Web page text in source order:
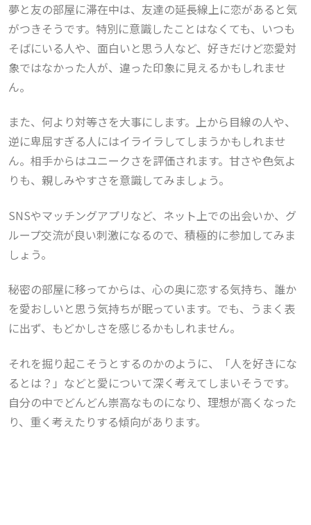
夢と友の部屋に滞在中は、友達の延長線上に恋があると気
がつきそうです。特別に意識したことはなくても、いつも
そばにいる人や、面白いと思う人など、好きだけど恋愛対
象ではなかった人が、違った印象に見えるかもしれませ
ん。
また、何より対等さを大事にします。上から目線の人や、
逆に卑屈すぎる人にはイライラしてしまうかもしれませ
ん。相手からはユニークさを評価されます。甘さや色気よ
りも、親しみやすさを意識してみましょう。
SNSやマッチングアプリなど、ネット上での出会いか、グ
ループ交流が良い刺激になるので、積極的に参加してみま
しょう。
秘密の部屋に移ってからは、心の奥に恋する気持ち、誰か
を愛おしいと思う気持ちが眠っています。でも、うまく表
に出ず、もどかしさを感じるかもしれません。
それを掘り起こそうとするのかのように、「人を好きにな
るとは？」などと愛について深く考えてしまいそうです。
自分の中でどんどん崇高なものになり、理想が高くなった
り、重く考えたりする傾向があります。